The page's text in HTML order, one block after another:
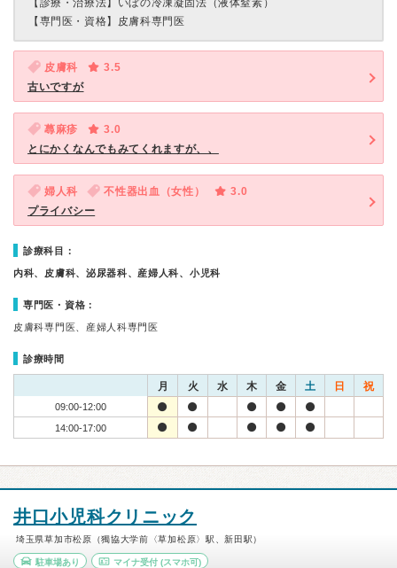
【診療・治療法】 いぼの冷凍凝固法（液体窒素）
【専門医・資格】 皮膚科専門医
皮膚科
3.5
古いですが
蕁麻疹
3.0
とにかくなんでもみてくれますが、、
婦人科 不性器出血（女性）
3.0
プライバシー
診療科目：
内科、皮膚科、泌尿器科、産婦人科、小児科
専門医・資格：
皮膚科専門医、産婦人科専門医
診療時間
月 火 水 木 金 土 日 祝
09:00-12:00
14:00-17:00
井口小児科クリニック
埼玉県草加市松原（獨協大学前〈草加松原〉駅、新田駅）
駐車場あり マイナ受付(スマホ可)